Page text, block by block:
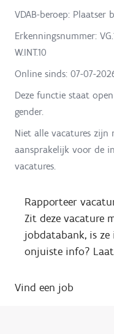
VDAB-beroep: Plaatser
Erkenningsnummer:
W.INT.10
Online sinds: 07-07-
Deze functie staat
gender.
Niet alle vacatures zijn
aansprakelijk voor de
vacatures.
Rapporteer
Zit deze vacature
jobdatabank, is ze
onjuiste info?
Vind een job